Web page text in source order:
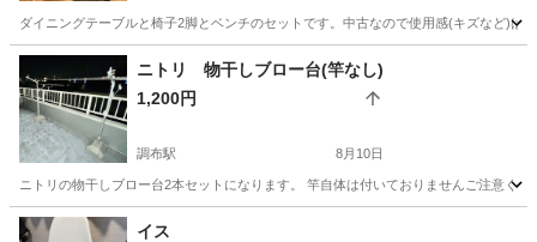
ダイニングテーブルと椅子2脚とベンチのセットです。中古なので使用感(キズなど)は
東京 千代田区 二子玉川駅 テーブル
ニトリ 物干しブロー台(竿なし)
1,200円
調布駅 8月10日
ニトリの物干しブロー台2本セットになります。 竿自体は付いておりませんご注意く
東京 調布市
イス